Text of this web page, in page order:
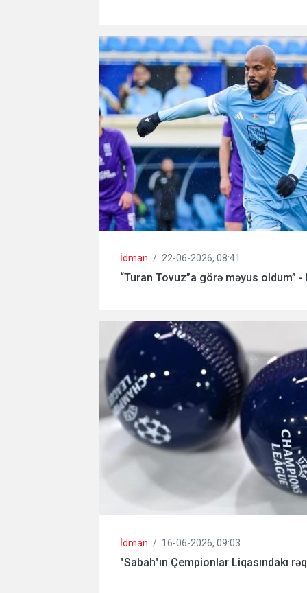
İdman / 22-06-2026, 08:41
“Turan Tovuz”a görə məyus oldum” -
İdman / 16-06-2026, 09:03
"Sabah"ın Çempionlar Liqasındakı